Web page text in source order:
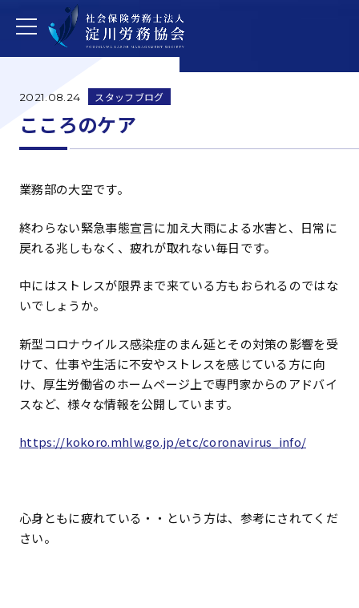
2021.08.24 スタッフブログ
こころのケア
業務部の大空です。
終わらない緊急事態宣言に加え大雨による水害と、日常に
戻れる兆しもなく、疲れが取れない毎日です。
中にはストレスが限界まで来ている方もおられるのではな
いでしょうか。
新型コロナウイルス感染症のまん延とその対策の影響を受
けて、仕事や生活に不安やストレスを感じている方に向
け、厚生労働省のホームページ上で専門家からのアドバイ
スなど、様々な情報を公開しています。
https://kokoro.mhlw.go.jp/etc/coronavirus_info/
心身ともに疲れている・・という方は、参考にされてくだ
さい。